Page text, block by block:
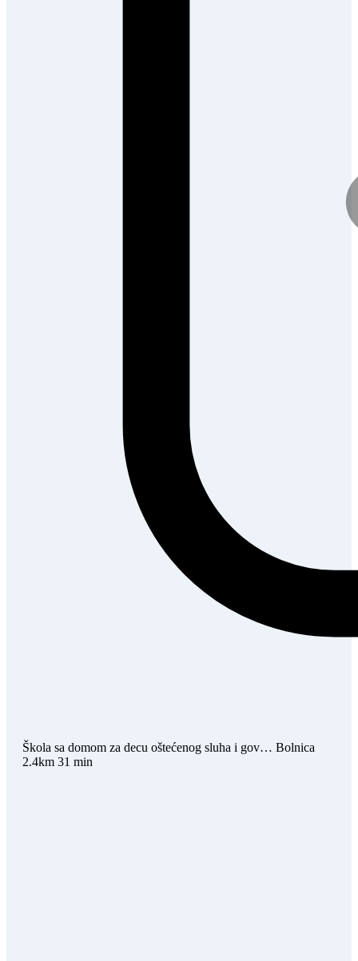
Škola sa domom za decu oštećenog sluha i gov… Bolnica
2.4km 31 min